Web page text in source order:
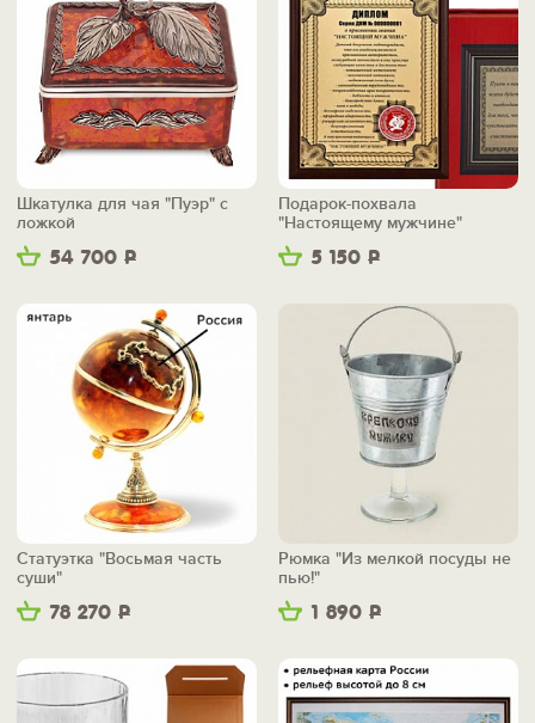
54 700 Р
Шкатулка для чая "Пуэр" с
ложкой
5 150 Р
Подарок-похвала
"Настоящему мужчине"
78 270 Р
Статуэтка "Восьмая часть
суши"
1 890 Р
Рюмка "Из мелкой посуды не
пью!"